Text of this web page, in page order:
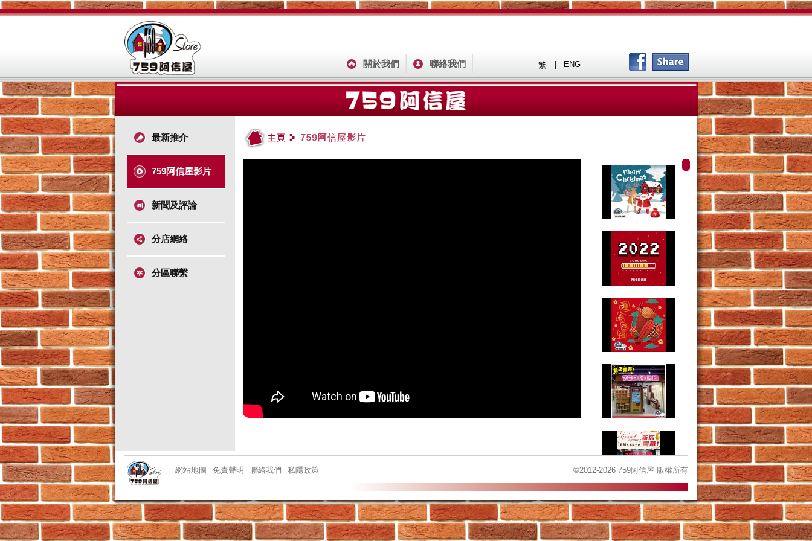
繁 ENG
關於我們 聯絡我們
最新推介
759阿信屋影片
新聞及評論
分店網絡
分區聯繫
網站地圖 免責聲明 聯絡我們 私隱政策 ©2012-2026 759阿信屋 版權所有